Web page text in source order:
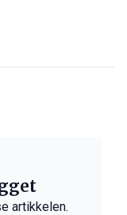
artikkelen.